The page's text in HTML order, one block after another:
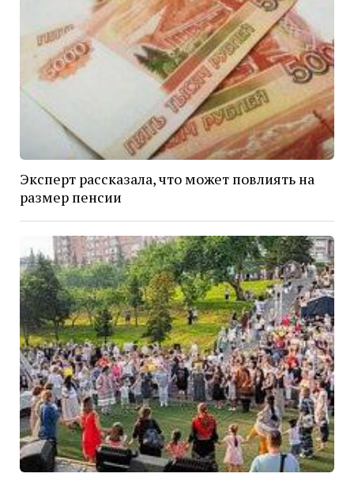
Эксперт рассказала, что может повлиять на
размер пенсии